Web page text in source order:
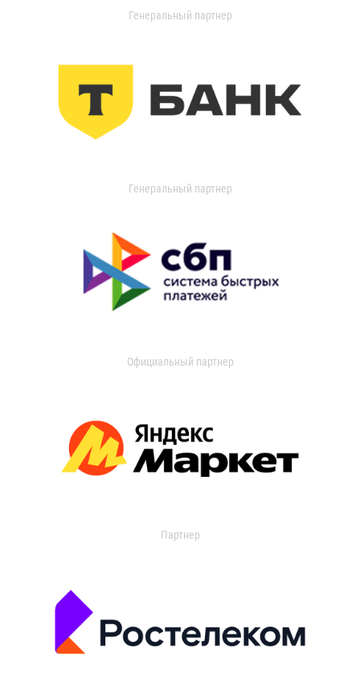
Генеральный партнер
Генеральный партнер
Официальный партнер
Партнер